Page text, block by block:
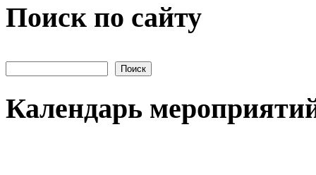
Поиск по сайту
Календарь